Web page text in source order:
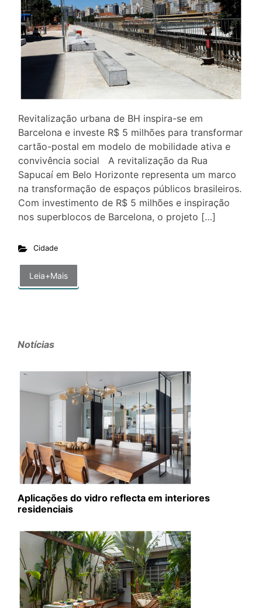
Revitalização urbana de BH inspira-se em
Barcelona e investe R$ 5 milhões para transformar
cartão-postal em modelo de mobilidade ativa e
convivência social A revitalização da Rua
Sapucaí em Belo Horizonte representa um marco
na transformação de espaços públicos brasileiros.
Com investimento de R$ 5 milhões e inspiração
nos superblocos de Barcelona, o projeto […]
Cidade
Leia+Mais
Notícias
Aplicações do vidro reflecta em interiores
residenciais